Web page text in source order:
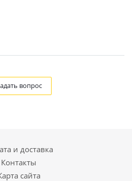
вопрос
и доставка
Контакты
сайта